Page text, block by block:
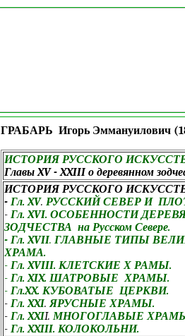
ГРАБАРЬ Игорь Эммануилович
ИСТОРИЯ РУССКОГО
Главы XV - XXIII о деревянном
ИСТОРИЯ РУССКОГО ИСКУССТВА
- Гл. XV. РУССКИЙ СЕВЕР И
- Гл. XVI. ОСОБЕННОСТИ
ЗОДЧЕСТВА на Русском Севере.
- Гл. XVII. ГЛАВНЫЕ ТИПЫ
ХРАМА.
- Гл. XVIII. КЛЕТСКИЕ Х РАМЫ.
- Гл. XIX. ШАТРОВЫЕ ХРАМЫ.
- Гл.XX. КУБОВАТЫЕ ЦЕРКВИ.
- Гл. XXI.ЯРУСНЫЕ ХРАМЫ.
- Гл. XXII.МНОГОГЛАВЫЕ
- Гл. XXIII. КОЛОКОЛЬНИ.